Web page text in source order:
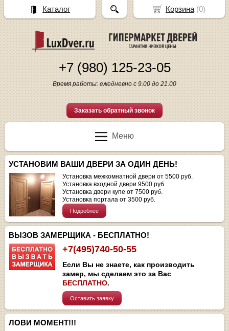
+7 (980) 125-23-05
Время работы: ежедневно с 9.00 до 21.00
Заказать обратный звонок
Меню
УСТАНОВИМ ВАШИ ДВЕРИ ЗА ОДИН ДЕНЬ!
Установка межкомнатной двери от 5500 руб.
Установка входной двери 9500 руб.
Установка двери купе от 7500 руб.
Установка портала от 3500 руб.
Подробнее
ВЫЗОВ ЗАМЕРЩИКА - БЕСПЛАТНО!
+7(495)740-50-55
Если Вы не знаете, как производить
замер, мы сделаем это за Вас
БЕСПЛАТНО.
Оставить заявку
ЛОВИ МОМЕНТ!!!
Корзина(0)
Каталог